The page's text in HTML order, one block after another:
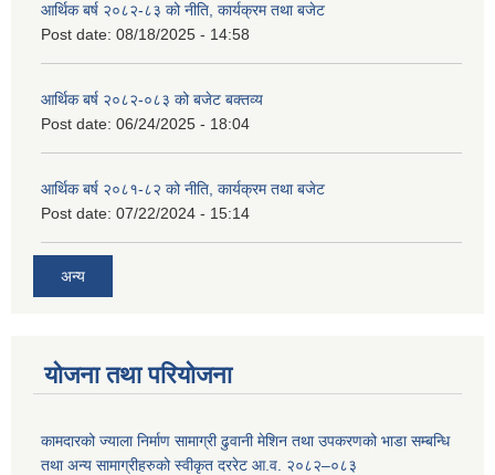
आर्थिक बर्ष २०८२-८३ को नीति, कार्यक्रम तथा बजेट
Post date: 08/18/2025 - 14:58
आर्थिक बर्ष २०८२-०८३ को बजेट बक्तव्य
Post date: 06/24/2025 - 18:04
आर्थिक बर्ष २०८१-८२ को नीति, कार्यक्रम तथा बजेट
Post date: 07/22/2024 - 15:14
अन्य
योजना तथा परियोजना
कामदारको ज्याला निर्माण सामाग्री ढुवानी मेशिन तथा उपकरणको भाडा सम्बन्धि
तथा अन्य सामाग्रीहरुको स्वीकृत दररेट आ.व. २०८२–०८३